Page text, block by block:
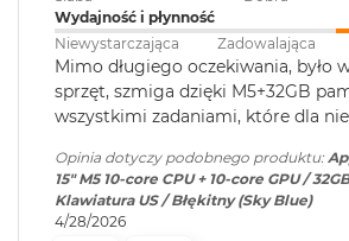
i
r
2
T
B
a
c
B
o
Obsługa wyświetlaczy
Obsługa maksymalnie dwóch wyświetlaczy
Dwa wyświetlacze o natywnej
Hz lub 4K przy 144 Hz
Dodatkowe
informacje:
Klawiatura z
Force Touch
nacisku,
otoczenia
Układ klawiatury: ANSI - Angielski
Wydajność i płynność
Niewystarczająca
Zadowalająca
Mimo długiego oczekiwania, było
sprzęt, szmiga dzięki M5+32GB
wszystkimi zadaniami, które dla
Opinia dotyczy podobnego produktu:
15" M5 10‑core CPU + 10‑core GPU /
Klawiatura US / Błękitny (Sky Blue)
4/28/2026